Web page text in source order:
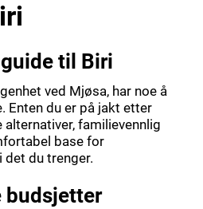
til Biri
ved Mjøsa, har noe å
Enten du er på jakt etter
alternativer, familievennlig
base for
det du trenger.
budsjetter